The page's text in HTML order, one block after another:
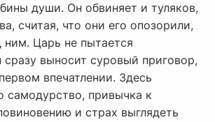
души. Он обвиняет и туляков,
считая, что они его опозорили,
ним. Царь не пытается
сразу выносит суровый приговор,
впечатлении. Здесь
самодурство, привычка к
и страх выглядеть